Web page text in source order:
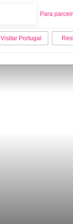
Para
Visitar Portugal